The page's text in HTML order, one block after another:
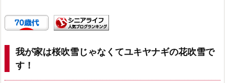
我が家は桜吹雪じゃなくてユキヤナギの花吹雪で
す！